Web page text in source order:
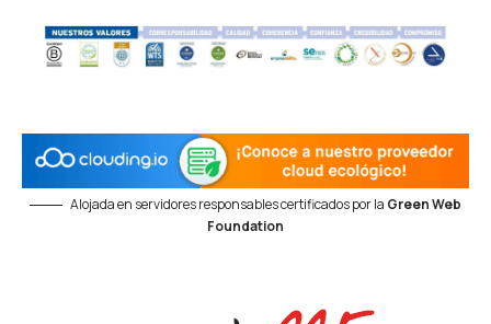
Alojada en servidores responsables certificados por la Green Web
Foundation